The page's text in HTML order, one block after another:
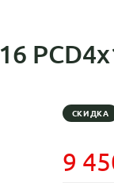
СКИДКА
9